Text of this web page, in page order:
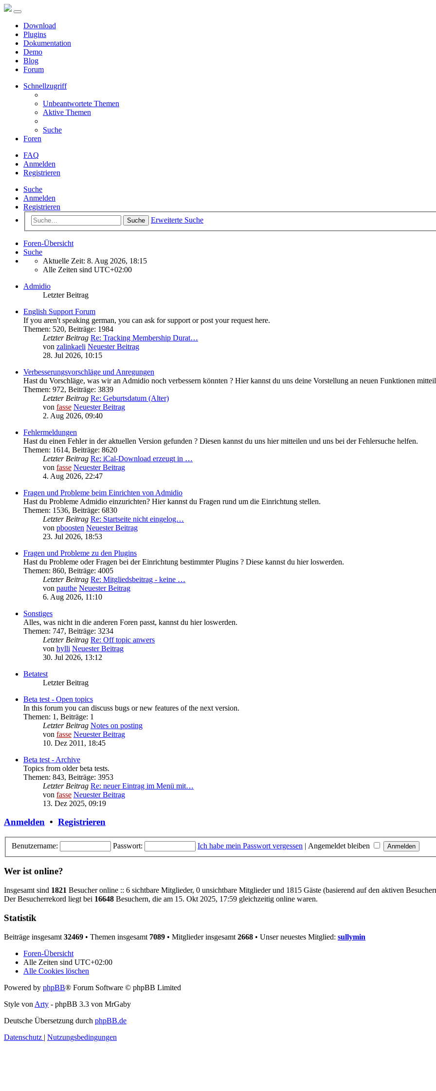
Download
Plugins
Dokumentation
Demo
Blog
Forum
Schnellzugriff
Unbeantwortete Themen
Aktive Themen
Suche
Foren
FAQ
Anmelden
Registrieren
Suche
Anmelden
Registrieren
Suche Erweiterte Suche
Foren-Übersicht
Suche
Aktuelle Zeit: 8. Aug 2026, 18:15
Alle Zeiten sind UTC+02:00
Admidio
Letzter Beitrag
English Support Forum
If you aren't speaking german, you can ask for support or post your request here.
Themen: 520, Beiträge: 1984
Letzter Beitrag Re: Tracking Membership Durat…
von zalinkaeli Neuester Beitrag
28. Jul 2026, 10:15
Verbesserungsvorschläge und Anregungen
Hast du Vorschläge, was wir an Admidio noch verbessern könnten ? Hier kannst du uns deine Vorstellung an neuen Funktionen
Themen: 972, Beiträge: 3839
Letzter Beitrag Re: Geburtsdatum (Alter)
von fasse Neuester Beitrag
2. Aug 2026, 09:40
Fehlermeldungen
Hast du einen Fehler in der aktuellen Version gefunden ? Diesen kannst du uns hier mitteilen und uns bei der Fehlersuche helfen.
Themen: 1614, Beiträge: 8620
Letzter Beitrag Re: iCal-Download erzeugt in …
von fasse Neuester Beitrag
4. Aug 2026, 22:47
Fragen und Probleme beim Einrichten von Admidio
Hast du Probleme Admidio einzurichten? Hier kannst du Fragen rund um die Einrichtung stellen.
Themen: 1536, Beiträge: 6830
Letzter Beitrag Re: Startseite nicht eingelog…
von pboosten Neuester Beitrag
23. Jul 2026, 18:53
Fragen und Probleme zu den Plugins
Hast du Probleme oder Fragen bei der Einrichtung bestimmter Plugins ? Diese kannst du hier loswerden.
Themen: 860, Beiträge: 4005
Letzter Beitrag Re: Mitgliedsbeitrag - keine …
von pauthe Neuester Beitrag
6. Aug 2026, 11:10
Sonstiges
Alles, was nicht in die anderen Foren passt, kannst du hier loswerden.
Themen: 747, Beiträge: 3234
Letzter Beitrag Re: Off topic anwers
von hylli Neuester Beitrag
30. Jul 2026, 13:12
Betatest
Letzter Beitrag
Beta test - Open topics
In this forum you can discuss bugs or new features of the next version.
Themen: 1 , Beiträge: 1
Letzter Beitrag Notes on posting
von fasse Neuester Beitrag
10. Dez 2011, 18:45
Beta test - Archive
Topics from older beta tests.
Themen: 843, Beiträge: 3953
Letzter Beitrag Re: neuer Eintrag im Menü mit…
von fasse Neuester Beitrag
13. Dez 2025, 09:19
Anmelden • Registrieren
Benutzername: Passwort: Ich habe mein Passwort vergessen | Angemeldet bleiben
Wer ist online?
Insgesamt sind 1821 Besucher online :: 6 sichtbare Mitglieder, 0 unsichtbare Mitglieder und 1815 Gäste (basierend auf den aktiven
Der Besucherrekord liegt bei 16648 Besuchern, die am 15. Okt 2025, 17:59 gleichzeitig online waren.
Statistik
Beiträge insgesamt 32469 • Themen insgesamt 7089 • Mitglieder insgesamt 2668 • Unser neuestes Mitglied: sullymin
Foren-Übersicht
Alle Zeiten sind UTC+02:00
Alle Cookies löschen
Powered by phpBB® Forum Software © phpBB Limited
Style von Arty - phpBB 3.3 von MrGaby
Deutsche Übersetzung durch phpBB.de
Datenschutz | Nutzungsbedingungen